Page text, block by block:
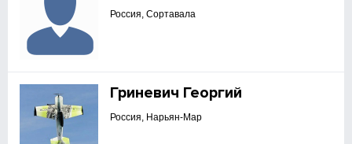
Россия, Сортавала
Гриневич Георгий
Россия, Нарьян-Мар